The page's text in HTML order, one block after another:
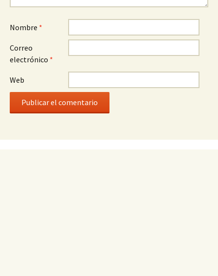
Nombre *
Correo
electrónico *
Web